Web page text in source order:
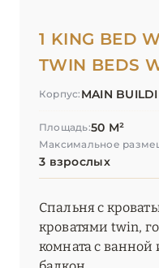
1 KING BED
TWIN BEDS
Корпус: MAIN
Площадь:50 М²
Максимальное
3 взрослых
Спальня с
кроватями twin,
комната с